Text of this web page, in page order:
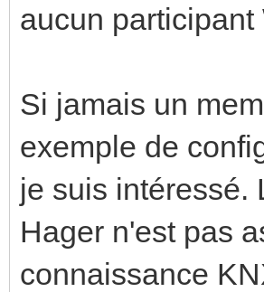
aucun
Si jamais un
exemple de
je suis intéressé.
Hager n'est pas
connaissance